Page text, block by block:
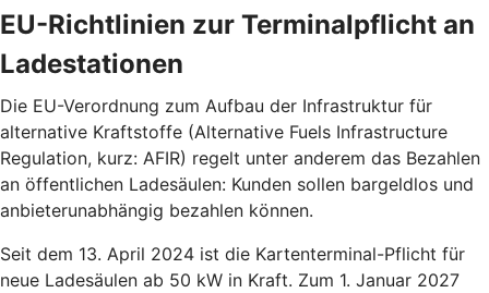
EU-Richtlinien zur Terminalpflicht an
Ladestationen
Die EU-Verordnung zum Aufbau der Infrastruktur für
alternative Kraftstoffe (Alternative Fuels Infrastructure
Regulation, kurz: AFIR) regelt unter anderem das Bezahlen
an öffentlichen Ladesäulen: Kunden sollen bargeldlos und
anbieterunabhängig bezahlen können.
Seit dem 13. April 2024 ist die Kartenterminal-Pflicht für
neue Ladesäulen ab 50 kW in Kraft. Zum 1. Januar 2027